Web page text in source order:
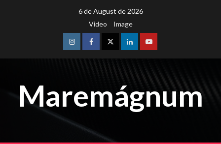
6 de August de 2026
Video
Image
InstagramFacebookTwitterLinkedinYoutube
Maremágnum